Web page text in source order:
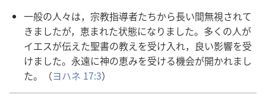
一般の人々は， 宗教指導者たちから長い間無視されて
きましたが， 恵まれた状態になりました。 多くの人が
イエスが伝えた聖書の教えを受け入れ， 良い影響を受
けました。 永遠に神の恵みを受ける機会が開かれまし
た。（ヨハネ 17:3）